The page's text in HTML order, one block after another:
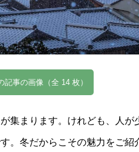
記事の画像（全 14 枚）
集まります。けれども、人が
。冬だからこその魅力をご紹